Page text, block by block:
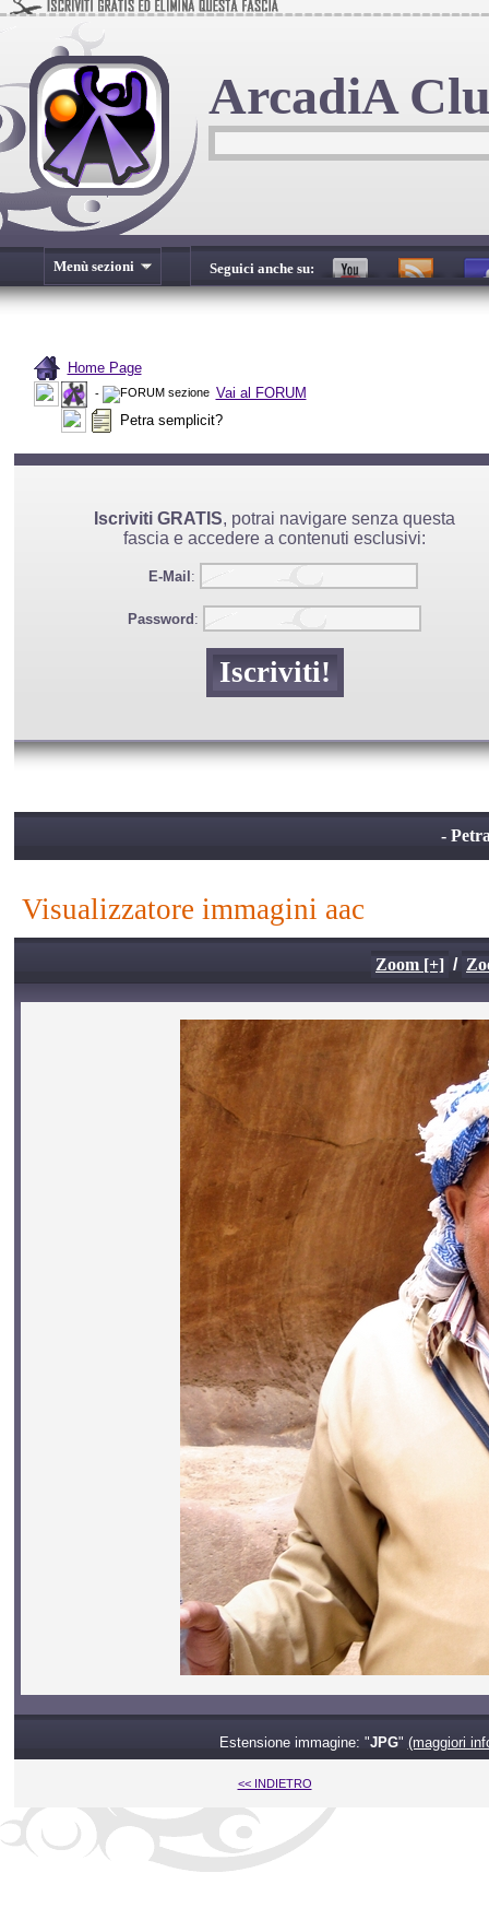
ArcadiA
Menù sezioni Seguici anche su:
Home Page
-
Vai al FORUM
Petra semplicit?
Iscriviti GRATIS, potrai navigare senza questa
fascia e accedere a contenuti esclusivi:
E-Mail :
Password :
-
visualizzatore immagini aac
Zoom [+] /
Estensione immagine: "JPG" (maggiori
<< INDIETRO